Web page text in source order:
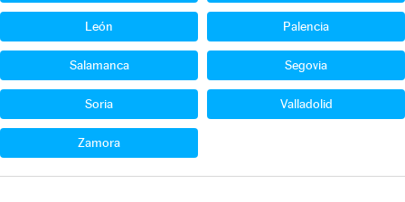
León Palencia
Salamanca Segovia
Soria Valladolid
Zamora